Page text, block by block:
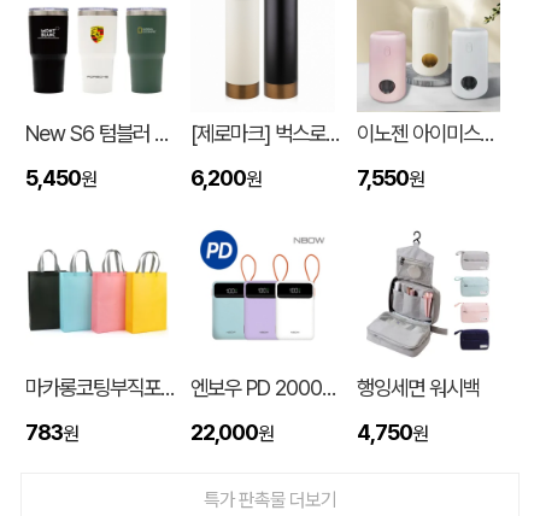
New S6 텀블러 600ml
5,450원
[제로마크] 벅스로얄텀블러 500ml
6,200원
이노젠 아이미스트 에어 무드등 휴대용 무선가습기
7,550원
마카롱코팅부직포가방 (300*430*105mm)
783원
엔보우 PD 20000mAh 케이블일체형 보조배터리 P20
22,000원
행잉세면 워시백
4,750원
특가 판촉물 더보기
이OO 입체형떡메모_(도자기레인보우) 08-08
이OO 스탠다드 에코백 (350x100x370mm) 08-07